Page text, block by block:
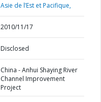
Asie de l’Est et Pacifique,
2010/11/17
Disclosed
China - Anhui Shaying River
Channel Improvement
Project